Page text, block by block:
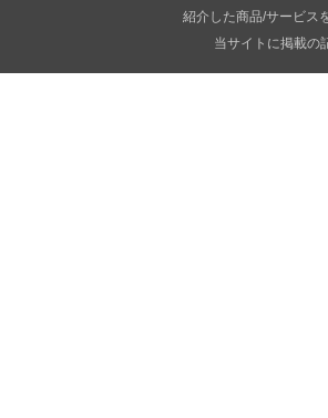
紹介した商品/サービス
当サイトに掲載の